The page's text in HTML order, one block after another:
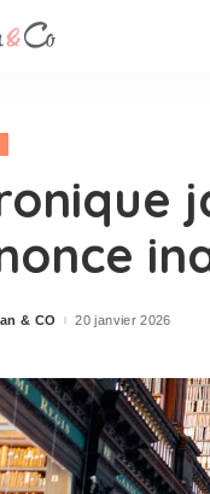
& CO 20 janvier 2026